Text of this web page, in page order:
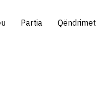
Partia Qëndrimet